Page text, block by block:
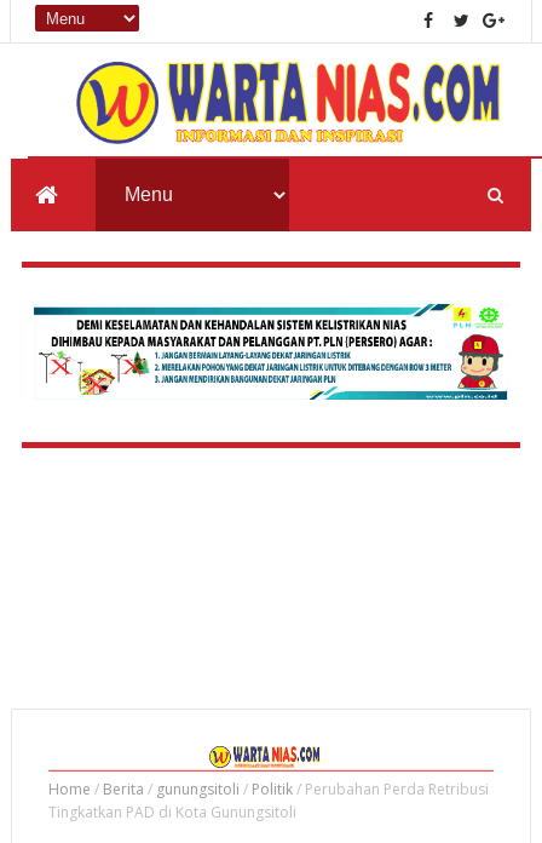
Home / Berita / gunungsitoli / Politik/ Perubahan Perda Retribusi
Tingkatkan PAD di Kota Gunungsitoli